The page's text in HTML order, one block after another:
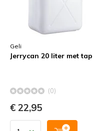
Geli
Jerrycan 20 liter met tap
(0)
€ 22,95